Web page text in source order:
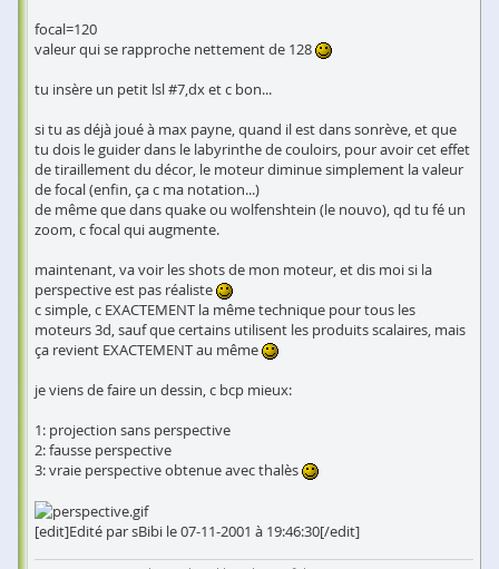
focal=120
valeur qui se rapproche nettement de 128
tu insère un petit lsl #7,dx et c bon...
si tu as déjà joué à max payne, quand il est dans sonrève, et que
tu dois le guider dans le labyrinthe de couloirs, pour avoir cet effet
de tiraillement du décor, le moteur diminue simplement la valeur
de focal (enfin, ça c ma notation...)
de même que dans quake ou wolfenshtein (le nouvo), qd tu fé un
zoom, c focal qui augmente.
maintenant, va voir les shots de mon moteur, et dis moi si la
perspective est pas réaliste
c simple, c EXACTEMENT la même technique pour tous les
moteurs 3d, sauf que certains utilisent les produits scalaires, mais
ça revient EXACTEMENT au même
je viens de faire un dessin, c bcp mieux:
1: projection sans perspective
2: fausse perspective
3: vraie perspective obtenue avec thalès
[edit]Edité par sBibi le 07-11-2001 à 19:46:30[/edit]